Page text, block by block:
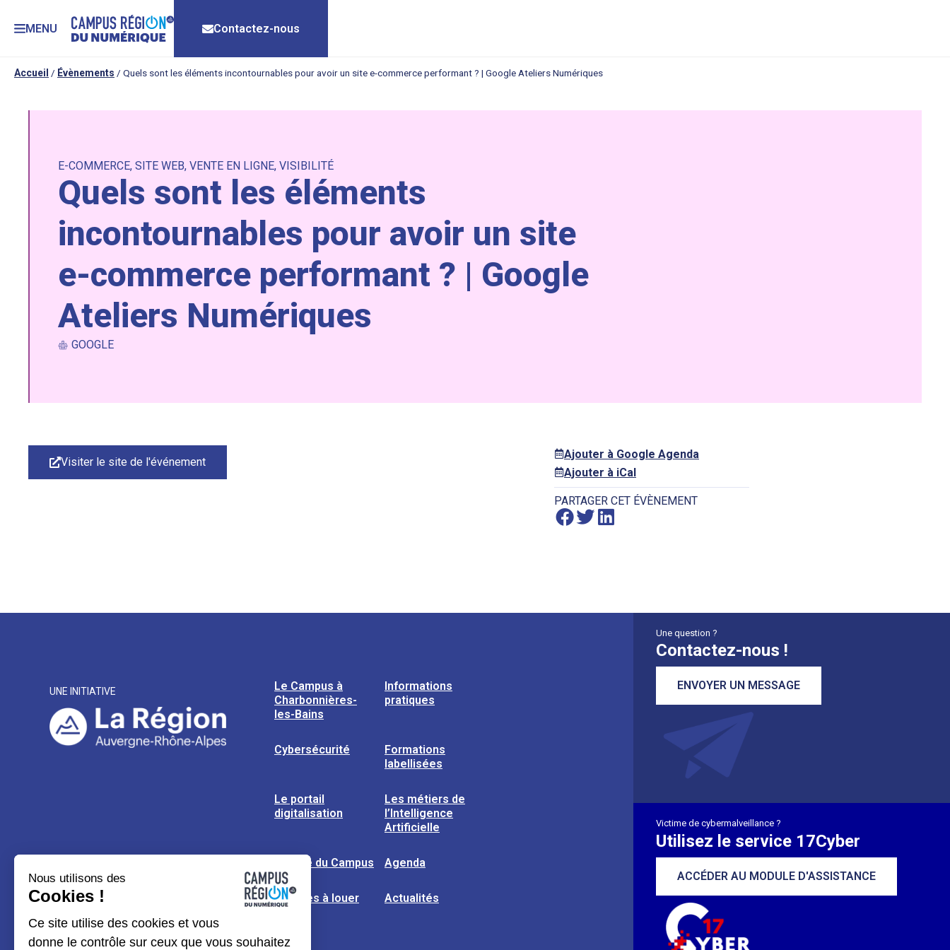
MENU Contactez-nous
Accueil / Évènements / Quels sont les éléments incontournables pour avoir un site e-commerce performant ? | Google Ateliers Numériques
E-COMMERCE, SITE WEB, VENTE EN LIGNE, VISIBILITÉ
Quels sont les éléments
incontournables pour avoir un site
e-commerce performant ? | Google
Ateliers Numériques
GOOGLE
Visiter le site de l'événement
Ajouter à Google Agenda
Ajouter à iCal
PARTAGER CET ÉVÈNEMENT
UNE INITIATIVE
Le Campus à
Charbonnières-
les-Bains
Informations
pratiques
Cybersécurité
Formations
labellisées
Le portail
digitalisation
Les métiers de
l’Intelligence
Artificielle
L’usine du Campus Agenda
Espaces à louer Actualités
Une question ?
Contactez-nous !
ENVOYER UN MESSAGE
Victime de cybermalveillance ?
Utilisez le service 17Cyber
ACCÉDER AU MODULE D'ASSISTANCE
Nous utilisons des
Cookies !
Ce site utilise des cookies et vous
donne le contrôle sur ceux que vous souhaitez